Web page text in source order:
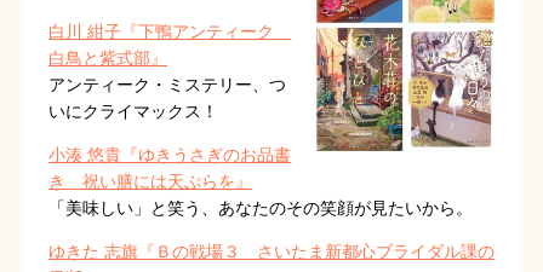
白川 紺子『下鴨アンティーク
白鳥と紫式部』
アンティーク・ミステリー、つ
いにクライマックス！
小湊 悠貴『ゆきうさぎのお品書
き 祝い膳には天ぷらを』
「美味しい」と笑う、あなたのその笑顔が見たいから。
ゆきた 志旗『Ｂの戦場３ さいたま新都心ブライダル課の